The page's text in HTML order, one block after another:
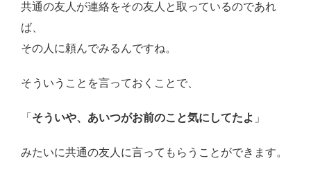
共通の友人が連絡をその友人と取っているのであれ
ば、
その人に頼んでみるんですね。
そういうことを言っておくことで、
「 そういや、あいつがお前のこと気にしてたよ 」
みたいに共通の友人に言ってもらうことができます。